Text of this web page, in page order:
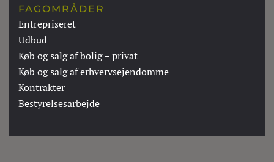
FAGOMRÅDER
Entrepriseret
Udbud
Køb og salg af bolig – privat
Køb og salg af erhvervsejendomme
Kontrakter
Bestyrelsesarbejde